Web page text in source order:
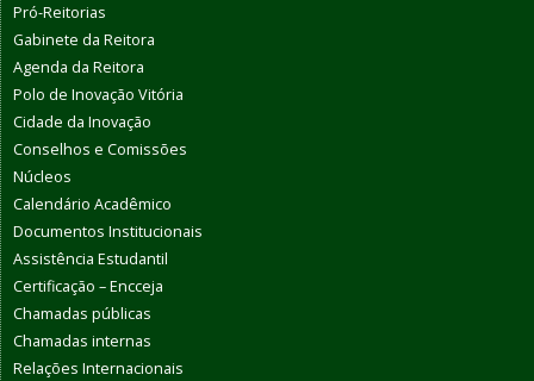
Pró-Reitorias
Gabinete da Reitora
Agenda da Reitora
Polo de Inovação Vitória
Cidade da Inovação
Conselhos e Comissões
Núcleos
Calendário Acadêmico
Documentos Institucionais
Assistência Estudantil
Certificação – Encceja
Chamadas públicas
Chamadas internas
Relações Internacionais